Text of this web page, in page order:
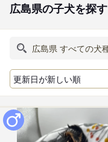
広島県の子犬を探す